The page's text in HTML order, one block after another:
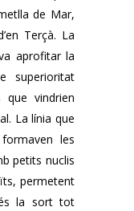
de Mar,
Terçà. La
aprofitar la
superioritat
vindrien
La línia que
les
petits nuclis
permetent
la sort tot